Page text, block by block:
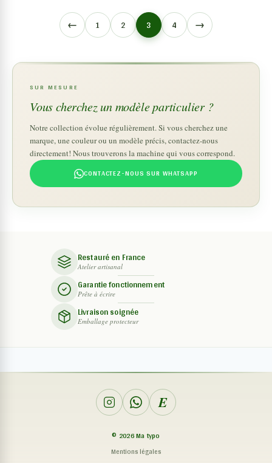
← 1 2 3 4 →
SUR MESURE
Vous cherchez un modèle particulier ?
Notre collection évolue régulièrement. Si vous cherchez une
marque, une couleur ou un modèle précis, contactez-nous
directement! Nous trouverons la machine qui vous correspond.
CONTACTEZ-NOUS SUR WHATSAPP
Restauré en France
Atelier artisanal
Garantie fonctionnement
Prête à écrire
Livraison soignée
Emballage protecteur
E
© 2026Ma typo
Mentions légales